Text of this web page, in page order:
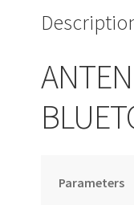
Parameters